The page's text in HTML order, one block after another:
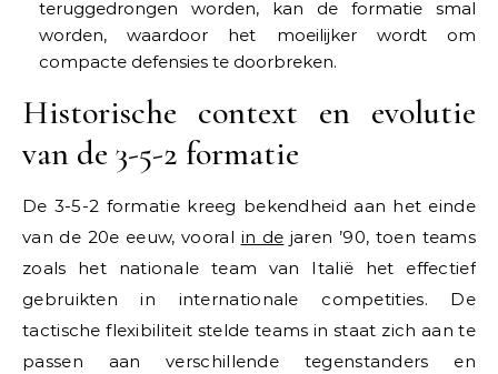
teruggedrongen worden, kan de formatie smal
worden, waardoor het moeilijker wordt om
compacte defensies te doorbreken.
Historische context en evolutie
van de 3-5-2 formatie
De 3-5-2 formatie kreeg bekendheid aan het einde
van de 20e eeuw, vooral in de jaren ’90, toen teams
zoals het nationale team van Italië het effectief
gebruikten in internationale competities. De
tactische flexibiliteit stelde teams in staat zich aan te
passen aan verschillende tegenstanders en